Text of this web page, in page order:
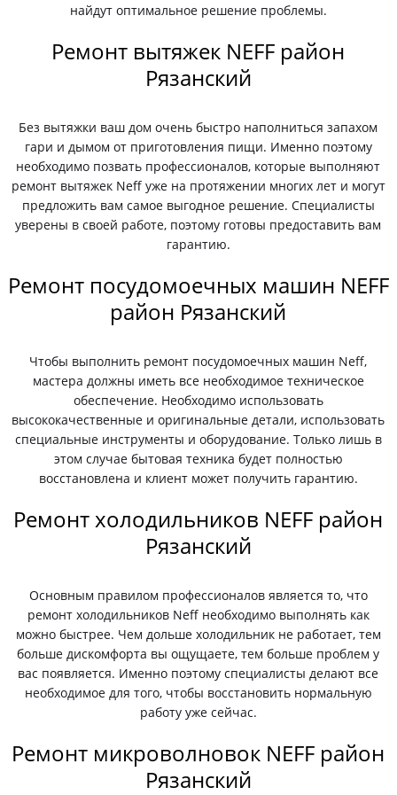
найдут оптимальное решение проблемы.
Ремонт вытяжек NEFF район
Рязанский
Без вытяжки ваш дом очень быстро наполниться запахом
гари и дымом от приготовления пищи. Именно поэтому
необходимо позвать профессионалов, которые выполняют
ремонт вытяжек Neff уже на протяжении многих лет и могут
предложить вам самое выгодное решение. Специалисты
уверены в своей работе, поэтому готовы предоставить вам
гарантию.
Ремонт посудомоечных машин NEFF
район Рязанский
Чтобы выполнить ремонт посудомоечных машин Neff,
мастера должны иметь все необходимое техническое
обеспечение. Необходимо использовать
высококачественные и оригинальные детали, использовать
специальные инструменты и оборудование. Только лишь в
этом случае бытовая техника будет полностью
восстановлена и клиент может получить гарантию.
Ремонт холодильников NEFF район
Рязанский
Основным правилом профессионалов является то, что
ремонт холодильников Neff необходимо выполнять как
можно быстрее. Чем дольше холодильник не работает, тем
больше дискомфорта вы ощущаете, тем больше проблем у
вас появляется. Именно поэтому специалисты делают все
необходимое для того, чтобы восстановить нормальную
работу уже сейчас.
Ремонт микроволновок NEFF район
Рязанский